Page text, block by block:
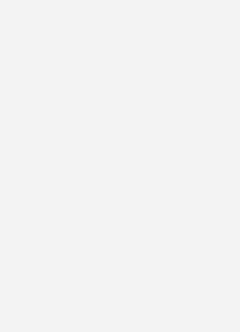
Investoren und EPC.
Investoren-Newsletter an!
Problem mit dem PV